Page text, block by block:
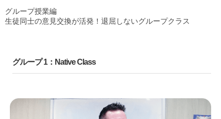
グループ授業編
生徒同士の意見交換が活発！退屈しないグループクラス
グループ 1：Native Class